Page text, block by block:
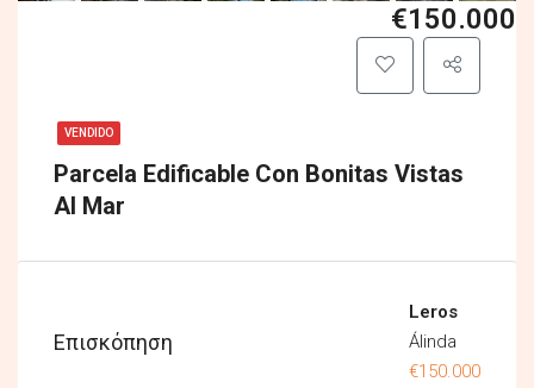
VENDIDO
Parcela Edificable Con Bonitas Vistas
Al Mar
€150.000
Επισκόπηση
Leros
Álinda
€150.000